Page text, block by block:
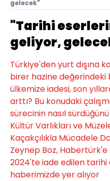
gelecek"
"Tarihi
geliyor,
Türkiye'den yurt dışına
birer hazine değerindeki
ülkemize iadesi, son
arttı? Bu konudaki
sürecinin nasıl
Kültür Varlıkları ve
Kaçakçılıkla Mücadele
Zeynep Boz,
2024'te iade edilen
haberimizde yer alıyor